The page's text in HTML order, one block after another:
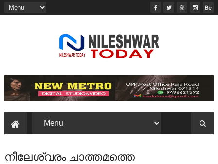
നീലേശ്വരം ചാത്തമത്തെ